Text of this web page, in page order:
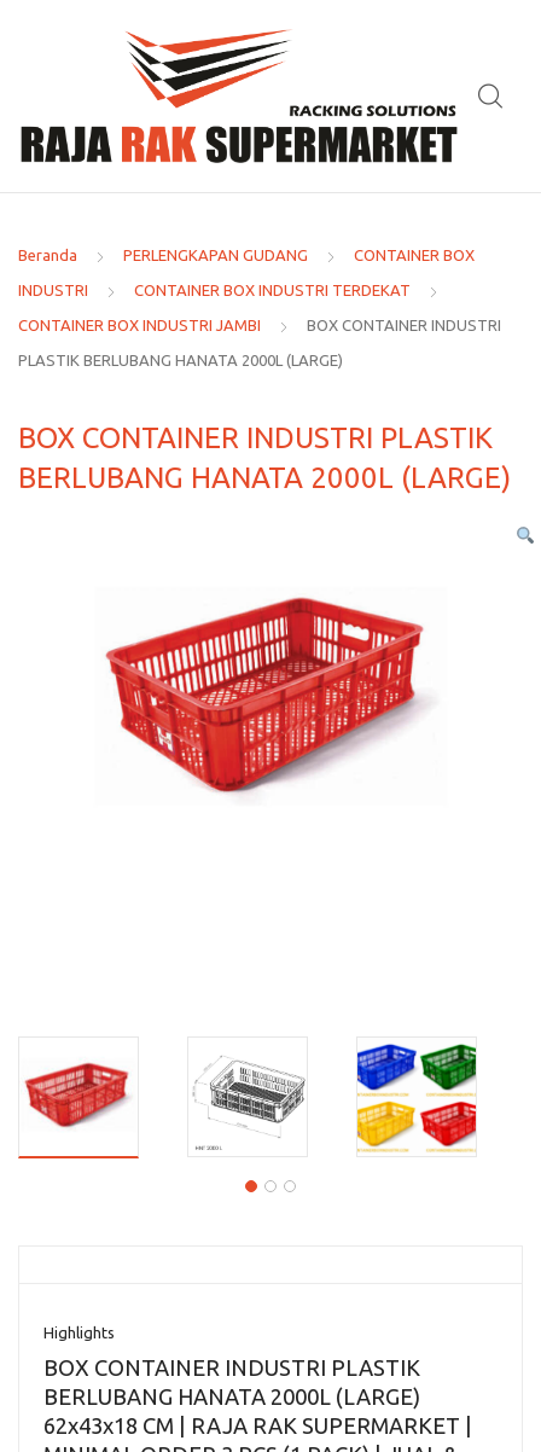
Beranda PERLENGKAPAN GUDANG CONTAINER BOX
INDUSTRI CONTAINER BOX INDUSTRI TERDEKAT
CONTAINER BOX INDUSTRI JAMBI BOX CONTAINER INDUSTRI
PLASTIK BERLUBANG HANATA 2000L (LARGE)
BOX CONTAINER INDUSTRI PLASTIK
BERLUBANG HANATA 2000L (LARGE)
Highlights
BOX CONTAINER INDUSTRI PLASTIK
BERLUBANG HANATA 2000L (LARGE)
62x43x18 CM | RAJA RAK SUPERMARKET |